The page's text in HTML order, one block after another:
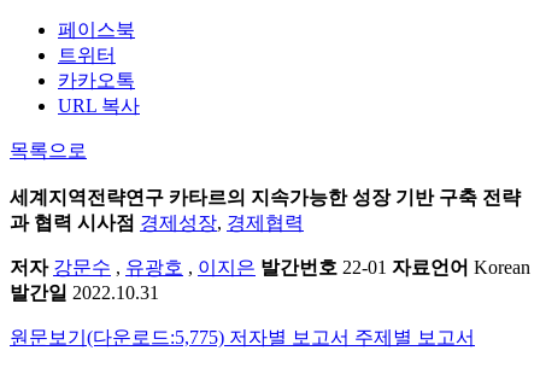
페이스북
트위터
카카오톡
URL 복사
목록으로
세계지역전략연구 카타르의 지속가능한 성장 기반 구축 전략
과 협력 시사점 경제성장, 경제협력
저자 강문수 , 유광호 , 이지은 발간번호 22-01 자료언어 Korean
발간일 2022.10.31
원문보기(다운로드:5,775) 저자별 보고서 주제별 보고서